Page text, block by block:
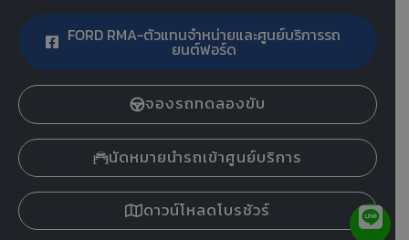
FORD RMA-ตัวแทนจำหน่ายและศูนย์บริการรถ
ยนต์ฟอร์ด
จองรถทดลองขับ
นัดหมายนำรถเข้าศูนย์บริการ
ดาวน์โหลดโบรชัวร์